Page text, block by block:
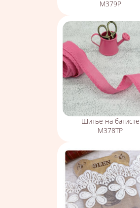
М379Р
Шитье на батисте
М378ТР